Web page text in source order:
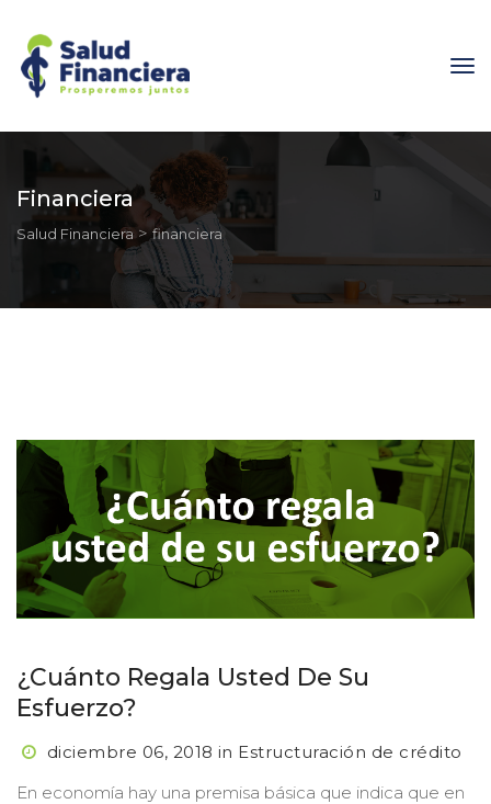
Financiera
Salud Financiera > financiera
¿Cuánto Regala Usted De Su
Esfuerzo?
diciembre 06, 2018 in Estructuración de crédito
En economía hay una premisa básica que indica que en